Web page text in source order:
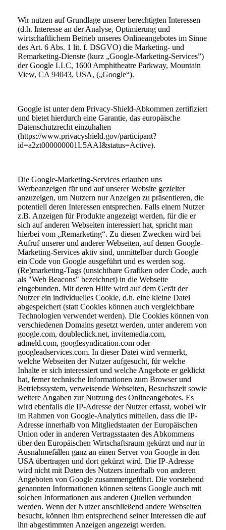
Wir nutzen auf Grundlage unserer berechtigten Interessen
(d.h. Interesse an der Analyse, Optimierung und
wirtschaftlichem Betrieb unseres Onlineangebotes im Sinne
des Art. 6 Abs. 1 lit. f. DSGVO) die Marketing- und
Remarketing-Dienste (kurz „Google-Marketing-Services”)
der Google LLC, 1600 Amphitheatre Parkway, Mountain
View, CA 94043, USA, („Google“).
Google ist unter dem Privacy-Shield-Abkommen zertifiziert
und bietet hierdurch eine Garantie, das europäische
Datenschutzrecht einzuhalten
(https://www.privacyshield.gov/participant?
id=a2zt000000001L5AAI&status=Active).
Die Google-Marketing-Services erlauben uns
Werbeanzeigen für und auf unserer Website gezielter
anzuzeigen, um Nutzern nur Anzeigen zu präsentieren, die
potentiell deren Interessen entsprechen. Falls einem Nutzer
z.B. Anzeigen für Produkte angezeigt werden, für die er
sich auf anderen Webseiten interessiert hat, spricht man
hierbei vom „Remarketing“. Zu diesen Zwecken wird bei
Aufruf unserer und anderer Webseiten, auf denen Google-
Marketing-Services aktiv sind, unmittelbar durch Google
ein Code von Google ausgeführt und es werden sog.
(Re)marketing-Tags (unsichtbare Grafiken oder Code, auch
als "Web Beacons" bezeichnet) in die Webseite
eingebunden. Mit deren Hilfe wird auf dem Gerät der
Nutzer ein individuelles Cookie, d.h. eine kleine Datei
abgespeichert (statt Cookies können auch vergleichbare
Technologien verwendet werden). Die Cookies können von
verschiedenen Domains gesetzt werden, unter anderem von
google.com, doubleclick.net, invitemedia.com,
admeld.com, googlesyndication.com oder
googleadservices.com. In dieser Datei wird vermerkt,
welche Webseiten der Nutzer aufgesucht, für welche
Inhalte er sich interessiert und welche Angebote er geklickt
hat, ferner technische Informationen zum Browser und
Betriebssystem, verweisende Webseiten, Besuchszeit sowie
weitere Angaben zur Nutzung des Onlineangebotes. Es
wird ebenfalls die IP-Adresse der Nutzer erfasst, wobei wir
im Rahmen von Google-Analytics mitteilen, dass die IP-
Adresse innerhalb von Mitgliedstaaten der Europäischen
Union oder in anderen Vertragsstaaten des Abkommens
über den Europäischen Wirtschaftsraum gekürzt und nur in
Ausnahmefällen ganz an einen Server von Google in den
USA übertragen und dort gekürzt wird. Die IP-Adresse
wird nicht mit Daten des Nutzers innerhalb von anderen
Angeboten von Google zusammengeführt. Die vorstehend
genannten Informationen können seitens Google auch mit
solchen Informationen aus anderen Quellen verbunden
werden. Wenn der Nutzer anschließend andere Webseiten
besucht, können ihm entsprechend seiner Interessen die auf
ihn abgestimmten Anzeigen angezeigt werden.